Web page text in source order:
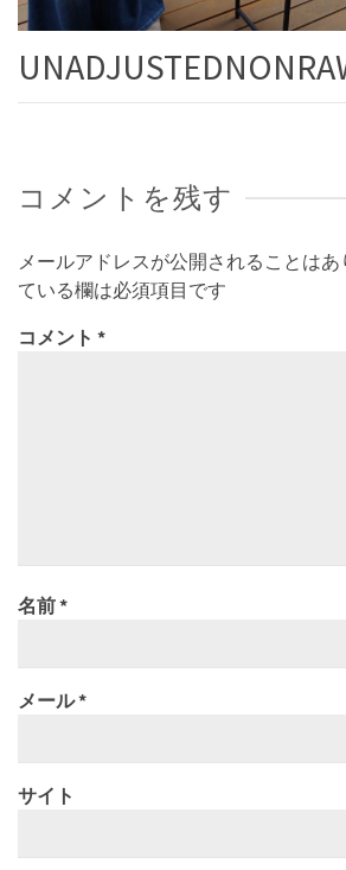
コメントを残す
メールアドレスが公開されることはあ
ている欄は必須項目です
コメント *
名前*
メール*
サイト